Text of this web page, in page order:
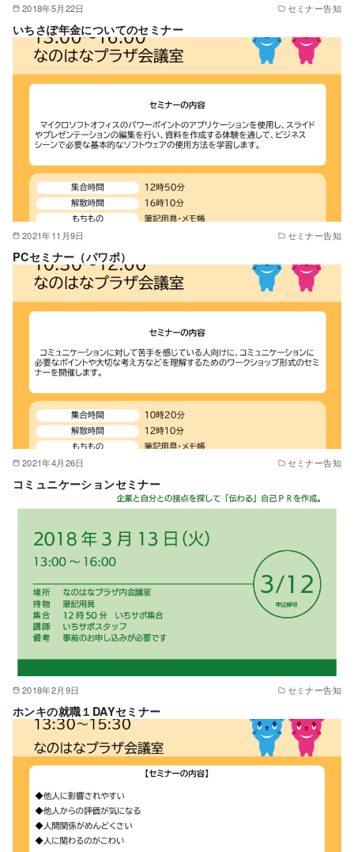
2018年5月22日 セミナー告知
いちさぽ年金についてのセミナー
2021年11月9日 セミナー告知
PCセミナー（パワポ）
2021年4月26日 セミナー告知
コミュニケーションセミナー
2018年2月9日 セミナー告知
ホンキの就職１DAYセミナー